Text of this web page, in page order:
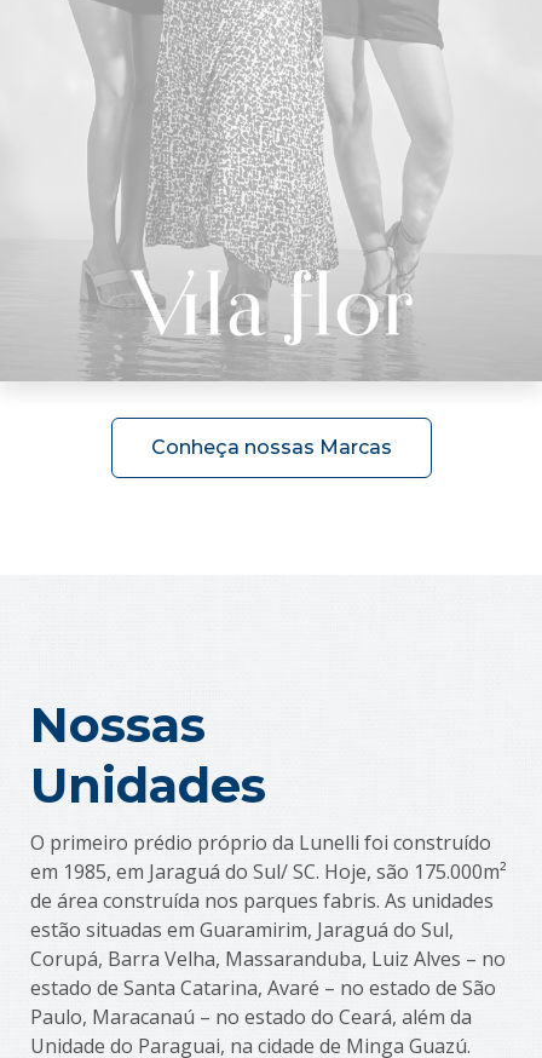
Conheça nossas Marcas
Nossas
Unidades
O primeiro prédio próprio da Lunelli foi construído
em 1985, em Jaraguá do Sul/ SC. Hoje, são 175.000m²
de área construída nos parques fabris. As unidades
estão situadas em Guaramirim, Jaraguá do Sul,
Corupá, Barra Velha, Massaranduba, Luiz Alves – no
estado de Santa Catarina, Avaré – no estado de São
Paulo, Maracanaú – no estado do Ceará, além da
Unidade do Paraguai, na cidade de Minga Guazú.